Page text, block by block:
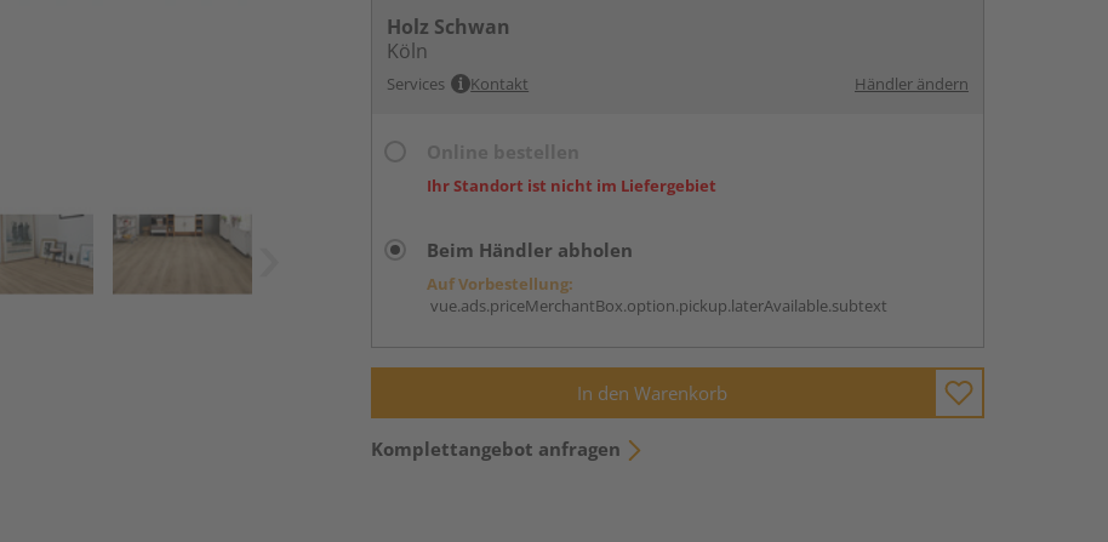
Holz Schwan
Köln
Services Kontakt Händler ändern
Ihr Standort ist nicht im Liefergebiet
Beim Händler abholen
Auf Vorbestellung:
vue.ads.priceMerchantBox.option.pickup.laterAvailable.subtext
In den Warenkorb
Komplettangebot anfragen